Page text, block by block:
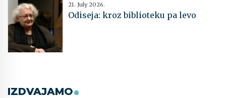
21. July 2026.
Odiseja: kroz biblioteku pa levo
IZDVAJAMO